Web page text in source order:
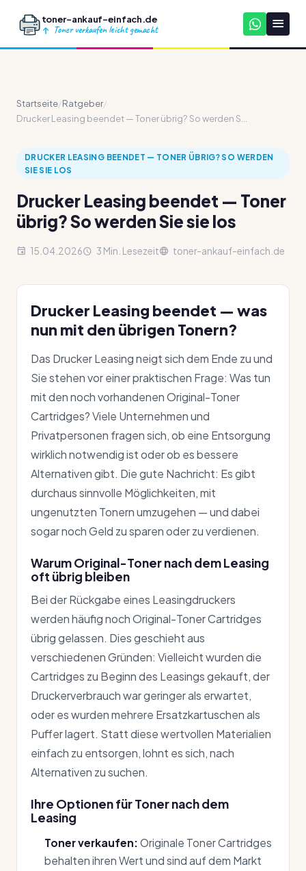
toner-ankauf-einfach.de
Toner verkaufen leicht gemacht
Startseite/Ratgeber/
Drucker Leasing beendet — Toner übrig? So werden S...
DRUCKER LEASING BEENDET — TONER ÜBRIG? SO WERDEN
SIE SIE LOS
Drucker Leasing beendet — Toner
übrig? So werden Sie sie los
15.04.2026 3 Min. Lesezeit toner-ankauf-einfach.de
Drucker Leasing beendet — was
nun mit den übrigen Tonern?
Das Drucker Leasing neigt sich dem Ende zu und
Sie stehen vor einer praktischen Frage: Was tun
mit den noch vorhandenen Original-Toner
Cartridges? Viele Unternehmen und
Privatpersonen fragen sich, ob eine Entsorgung
wirklich notwendig ist oder ob es bessere
Alternativen gibt. Die gute Nachricht: Es gibt
durchaus sinnvolle Möglichkeiten, mit
ungenutzten Tonern umzugehen — und dabei
sogar noch Geld zu sparen oder zu verdienen.
Warum Original-Toner nach dem Leasing
oft übrig bleiben
Bei der Rückgabe eines Leasingdruckers
werden häufig noch Original-Toner Cartridges
übrig gelassen. Dies geschieht aus
verschiedenen Gründen: Vielleicht wurden die
Cartridges zu Beginn des Leasings gekauft, der
Druckerverbrauch war geringer als erwartet,
oder es wurden mehrere Ersatzkartuschen als
Puffer lagert. Statt diese wertvollen Materialien
einfach zu entsorgen, lohnt es sich, nach
Alternativen zu suchen.
Ihre Optionen für Toner nach dem
Leasing
Toner verkaufen: Originale Toner Cartridges
behalten ihren Wert und sind auf dem Markt